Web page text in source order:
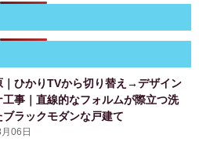
｜ひかりTVから切り替え→デザイン
工事｜直線的なフォルムが際立つ洗
ブラックモダンな戸建て
06日